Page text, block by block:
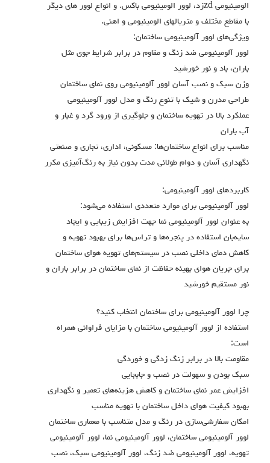
الومينيومي zdزد، لوور الومينيومي باكس. و انواع لوور هاي ديگر
با مقاطع مختلف و متريالهاي الومينيومي و اهني.
ویژگی‌های لوور آلومینیومی ساختمان:
لوور آلومینیومی ضد زنگ و مقاوم در برابر شرایط جوی مثل
باران، باد و نور خورشید
وزن سبک و نصب آسان لوور آلومینیومی روی نمای ساختمان
طراحی مدرن و شیک با تنوع رنگ و مدل لوور آلومینیومی
عملکرد بالا در تهویه ساختمان و جلوگیری از ورود گرد و غبار و
آب باران
مناسب برای انواع ساختمان‌ها: مسکونی، اداری، تجاری و صنعتی
نگهداری آسان و دوام طولانی مدت بدون نیاز به رنگ‌آمیزی مکرر
کاربردهای لوور آلومینیومی:
لوور آلومینیومی برای موارد متعددی استفاده می‌شود:
به عنوان لوور آلومینیومی نما جهت افزایش زیبایی و ایجاد
سایه‌بان استفاده در پنجره‌ها و تراس‌ها برای بهبود تهویه و
کاهش دمای داخلی نصب در سیستم‌های تهویه هوای ساختمان
برای جریان هوای بهینه حفاظت از نمای ساختمان در برابر باران و
نور مستقیم خورشید
چرا لوور آلومینیومی برای ساختمان انتخاب کنید؟
استفاده از لوور آلومینیومی ساختمان با مزایای فراوانی همراه
است:
مقاومت بالا در برابر زنگ زدگی و خوردگی
سبک بودن و سهولت در نصب و جابجایی
افزایش عمر نمای ساختمان و کاهش هزینه‌های تعمیر و نگهداری
بهبود کیفیت هوای داخل ساختمان با تهویه مناسب
امکان سفارشی‌سازی در رنگ و مدل متناسب با معماری ساختمان
لوور آلومینیومی ساختمان، لوور آلومینیومی نما، لوور آلومینیومی
تهویه، لوور آلومینیومی ضد زنگ، لوور آلومینیومی سبک، نصب